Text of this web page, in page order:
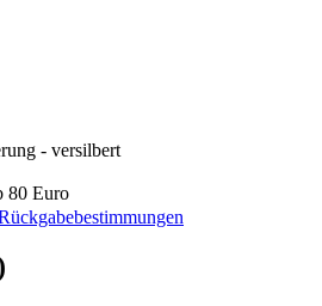
- versilbert
80 Euro